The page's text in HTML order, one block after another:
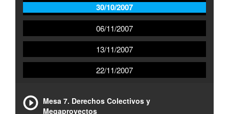
30/10/2007
06/11/2007
13/11/2007
22/11/2007
Mesa 7. Derechos Colectivos y
Megaproyectos